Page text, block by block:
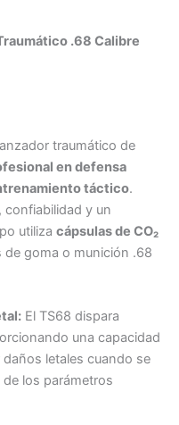
.68 Calibre
traumático de
en defensa
táctico.
confiabilidad y un
utiliza cápsulas de CO₂
de goma o munición .68
El TS68 dispara
una capacidad
letales cuando se
los parámetros